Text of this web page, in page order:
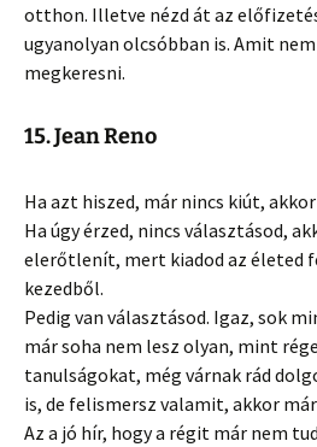
otthon. Illetve nézd át az
ugyanolyan olcsóbban is. Amit
megkeresni.
15. Jean Reno
Ha azt hiszed, már nincs kiút,
Ha úgy érzed, nincs választásod,
elerőtlenít, mert kiadod az életed
kezedből.
Pedig van választásod. Igaz, sok
már soha nem lesz olyan, mint
tanulságokat, még várnak rád
is, de felismersz valamit, akkor
Az a jó hír, hogy a régit már nem